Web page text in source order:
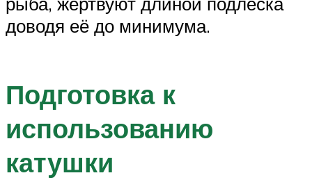
доводя её до минимума.
Подготовка к
использованию
катушки